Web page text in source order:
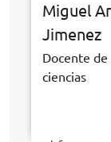
Miguel
Jimenez
Docente
ciencias